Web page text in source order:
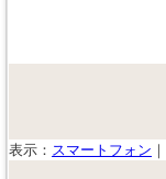
表示： スマートフォン ｜